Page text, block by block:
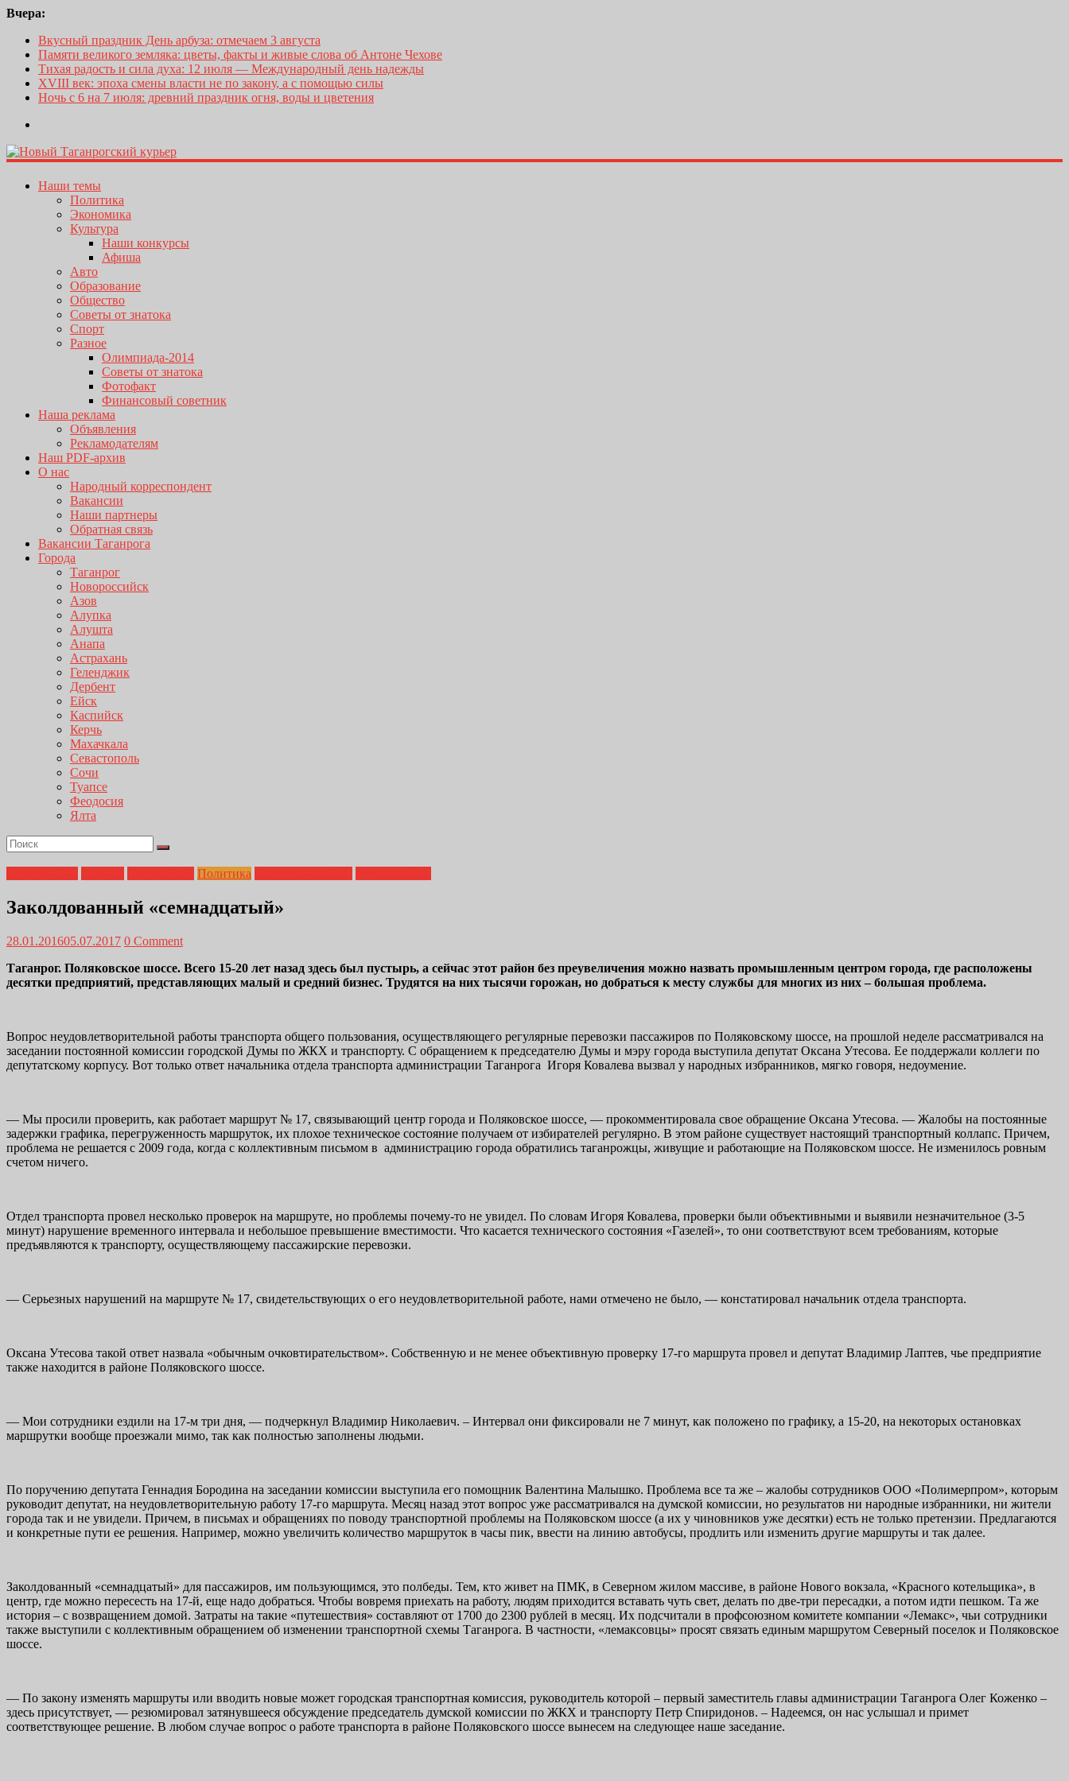
Вчера:
Вкусный праздник День арбуза: отмечаем 3 августа
Памяти великого земляка: цветы, факты и живые слова об Антоне Чехове
Тихая радость и сила духа: 12 июля — Международный день надежды
XVIII век: эпоха смены власти не по закону, а с помощью силы
Ночь с 6 на 7 июля: древний праздник огня, воды и цветения
Наши темы
Политика
Экономика
Культура
Наши конкурсы
Афиша
Авто
Образование
Общество
Советы от знатока
Спорт
Разное
Олимпиада-2014
Советы от знатока
Фотофакт
Финансовый советник
Наша реклама
Объявления
Рекламодателям
Наш PDF-архив
О нас
Народный корреспондент
Вакансии
Наши партнеры
Обратная связь
Вакансии Таганрога
Города
Таганрог
Новороссийск
Азов
Алупка
Алушта
Анапа
Астрахань
Геленджик
Дербент
Ейск
Каспийск
Керчь
Махачкала
Севастополь
Сочи
Туапсе
Феодосия
Ялта
Политика
Заколдованный «семнадцатый»
28.01.201605.07.2017 0 Comment
Таганрог. Поляковское шоссе. Всего 15-20 лет назад здесь был пустырь, а сейчас этот район без преувеличения можно назвать промышленным центром города, где расположены
десятки предприятий, представляющих малый и средний бизнес. Трудятся на них тысячи горожан, но добраться к месту службы для многих из них – большая проблема.
Вопрос неудовлетворительной работы транспорта общего пользования, осуществляющего регулярные перевозки пассажиров по Поляковскому шоссе, на прошлой неделе рассматривался на
заседании постоянной комиссии городской Думы по ЖКХ и транспорту. С обращением к председателю Думы и мэру города выступила депутат Оксана Утесова. Ее поддержали коллеги по
депутатскому корпусу. Вот только ответ начальника отдела транспорта администрации Таганрога Игоря Ковалева вызвал у народных избранников, мягко говоря, недоумение.
— Мы просили проверить, как работает маршрут № 17, связывающий центр города и Поляковское шоссе, — прокомментировала свое обращение Оксана Утесова. — Жалобы на постоянные
задержки графика, перегруженность маршруток, их плохое техническое состояние получаем от избирателей регулярно. В этом районе существует настоящий транспортный коллапс. Причем,
проблема не решается с 2009 года, когда с коллективным письмом в администрацию города обратились таганрожцы, живущие и работающие на Поляковском шоссе. Не изменилось ровным
счетом ничего.
Отдел транспорта провел несколько проверок на маршруте, но проблемы почему-то не увидел. По словам Игоря Ковалева, проверки были объективными и выявили незначительное (3-5
минут) нарушение временного интервала и небольшое превышение вместимости. Что касается технического состояния «Газелей», то они соответствуют всем требованиям, которые
предъявляются к транспорту, осуществляющему пассажирские перевозки.
— Серьезных нарушений на маршруте № 17, свидетельствующих о его неудовлетворительной работе, нами отмечено не было, — констатировал начальник отдела транспорта.
Оксана Утесова такой ответ назвала «обычным очковтирательством». Собственную и не менее объективную проверку 17-го маршрута провел и депутат Владимир Лаптев, чье предприятие
также находится в районе Поляковского шоссе.
— Мои сотрудники ездили на 17-м три дня, — подчеркнул Владимир Николаевич. – Интервал они фиксировали не 7 минут, как положено по графику, а 15-20, на некоторых остановках
маршрутки вообще проезжали мимо, так как полностью заполнены людьми.
По поручению депутата Геннадия Бородина на заседании комиссии выступила его помощник Валентина Малышко. Проблема все та же – жалобы сотрудников ООО «Полимерпром», которым
руководит депутат, на неудовлетворительную работу 17-го маршрута. Месяц назад этот вопрос уже рассматривался на думской комиссии, но результатов ни народные избранники, ни жители
города так и не увидели. Причем, в письмах и обращениях по поводу транспортной проблемы на Поляковском шоссе (а их у чиновников уже десятки) есть не только претензии. Предлагаются
и конкретные пути ее решения. Например, можно увеличить количество маршруток в часы пик, ввести на линию автобусы, продлить или изменить другие маршруты и так далее.
Заколдованный «семнадцатый» для пассажиров, им пользующимся, это полбеды. Тем, кто живет на ПМК, в Северном жилом массиве, в районе Нового вокзала, «Красного котельщика», в
центр, где можно пересесть на 17-й, еще надо добраться. Чтобы вовремя приехать на работу, людям приходится вставать чуть свет, делать по две-три пересадки, а потом идти пешком. Та же
история – с возвращением домой. Затраты на такие «путешествия» составляют от 1700 до 2300 рублей в месяц. Их подсчитали в профсоюзном комитете компании «Лемакс», чьи сотрудники
также выступили с коллективным обращением об изменении транспортной схемы Таганрога. В частности, «лемаксовцы» просят связать единым маршрутом Северный поселок и Поляковское
шоссе.
— По закону изменять маршруты или вводить новые может городская транспортная комиссия, руководитель которой – первый заместитель главы администрации Таганрога Олег Коженко –
здесь присутствует, — резюмировал затянувшееся обсуждение председатель думской комиссии по ЖКХ и транспорту Петр Спиридонов. – Надеемся, он нас услышал и примет
соответствующее решение. В любом случае вопрос о работе транспорта в районе Поляковского шоссе вынесем на следующее наше заседание.